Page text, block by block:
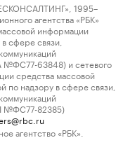
1995–
агентства «РБК»
информации
сфере связи,
№ФС77-63848) и сетевого
средства массовой
надзору в сфере связи,
№ФС77-82385)
агентство «РБК».